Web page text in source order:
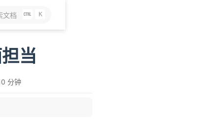
文档 K
当
分钟